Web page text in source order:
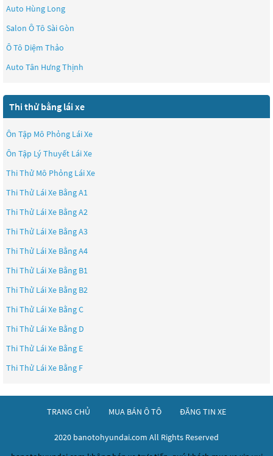
Auto Hùng Long
Salon Ô Tô Sài Gòn
Ô Tô Diệm Thảo
Auto Tân Hưng Thịnh
Thi thử bằng lái xe
Ôn Tập Mô Phỏng Lái Xe
Ôn Tập Lý Thuyết Lái Xe
Thi Thử Mô Phỏng Lái Xe
Thi Thử Lái Xe Bằng A1
Thi Thử Lái Xe Bằng A2
Thi Thử Lái Xe Bằng A3
Thi Thử Lái Xe Bằng A4
Thi Thử Lái Xe Bằng B1
Thi Thử Lái Xe Bằng B2
Thi Thử Lái Xe Bằng C
Thi Thử Lái Xe Bằng D
Thi Thử Lái Xe Bằng E
Thi Thử Lái Xe Bằng F
TRANG CHỦ MUA BÁN Ô TÔ ĐĂNG TIN XE
2020 banotohyundai.com All Rights Reserved